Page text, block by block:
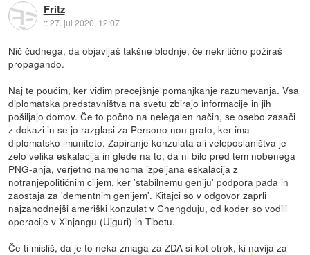
Fritz
::27. jul 2020, 12:07
Nič čudnega, da objavljaš takšne blodnje, če nekritično požiraš
propagando.
Naj te poučim, ker vidim precejšnje pomanjkanje razumevanja. Vsa
diplomatska predstavništva na svetu zbirajo informacije in jih
pošiljajo domov. Če to počno na nelegalen način, se osebo zasači
z dokazi in se jo razglasi za Persono non grato, ker ima
diplomatsko imuniteto. Zapiranje konzulata ali veleposlaništva je
zelo velika eskalacija in glede na to, da ni bilo pred tem nobenega
PNG-anja, verjetno namenoma izpeljana eskalacija z
notranjepolitičnim ciljem, ker 'stabilnemu geniju' podpora pada in
zaostaja za 'dementnim genijem'. Kitajci so v odgovor zaprli
najzahodnejši ameriški konzulat v Chengduju, od koder so vodili
operacije v Xinjangu (Ujguri) in Tibetu.
Če ti misliš, da je to neka zmaga za ZDA si kot otrok, ki navija za